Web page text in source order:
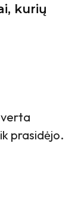
kurių
prasidėjo.